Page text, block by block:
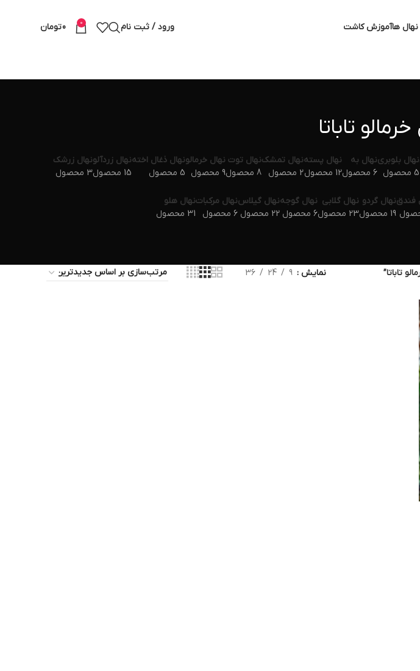
هاآموزش کاشت ورود / ثبت نام 0
0تومان
تاباتا
نهال بلوبری
5 محصول
نهال به
6 محصول
نهال پسته
12 محصول
نهال تمشک
2 محصول
نهال توت
8 محصول
نهال خرمالو
9 محصول
نهال ذغال اخته
5 محصول
نهال زردآلو
15 محصول
نهال زرشک
3 محصول
فندقنهال گردو
19 محصول
نهال گلابی
23 محصول
نهال گوجه
6 محصول
نهال گیلاس
22 محصول
نهال مرکبات
6 محصول
نهال هلو
31 محصول
تاباتا” نمایش 9
24
36